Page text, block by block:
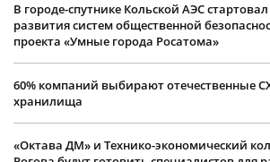
В городе-спутнике Кольской АЭС
развития систем общественной
проекта «Умные города Росатома»
60% компаний выбирают отечественные
хранилища
«Октава ДМ» и Технико-экономический